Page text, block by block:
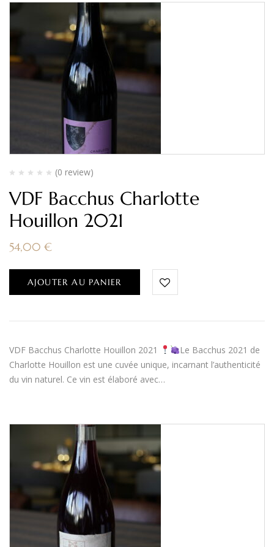
(0 review)
VDF Bacchus Charlotte
Houillon 2021
54,00 €
AJOUTER AU PANIER
VDF Bacchus Charlotte Houillon 2021
Le Bacchus 2021 de
Charlotte Houillon est une cuvée unique, incarnant l’authenticité
du vin naturel. Ce vin est élaboré avec…